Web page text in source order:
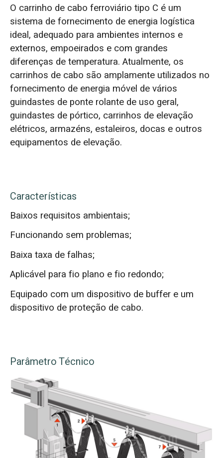
O carrinho de cabo ferroviário tipo C é um
sistema de fornecimento de energia logística
ideal, adequado para ambientes internos e
externos, empoeirados e com grandes
diferenças de temperatura. Atualmente, os
carrinhos de cabo são amplamente utilizados no
fornecimento de energia móvel de vários
guindastes de ponte rolante de uso geral,
guindastes de pórtico, carrinhos de elevação
elétricos, armazéns, estaleiros, docas e outros
equipamentos de elevação.
Características
Baixos requisitos ambientais;
Funcionando sem problemas;
Baixa taxa de falhas;
Aplicável para fio plano e fio redondo;
Equipado com um dispositivo de buffer e um
dispositivo de proteção de cabo.
Parâmetro Técnico